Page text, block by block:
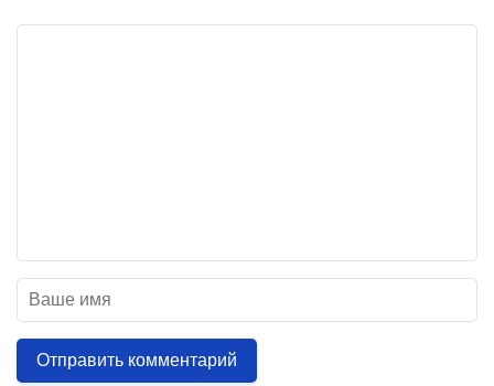
Отправить комментарий